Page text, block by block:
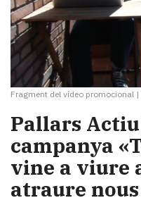
Fragment del vídeo promocional |
Pallars
campanya
vine a viure
atraure